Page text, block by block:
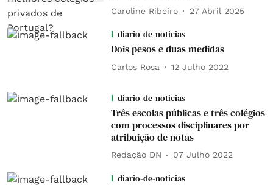
Caroline Ribeiro 27 Abril 2025
diario-de-noticias
Dois pesos e duas medidas
Carlos Rosa 12 Julho 2022
diario-de-noticias
Três escolas públicas e três colégios
com processos disciplinares por
atribuição de notas
Redação DN 07 Julho 2022
diario-de-noticias